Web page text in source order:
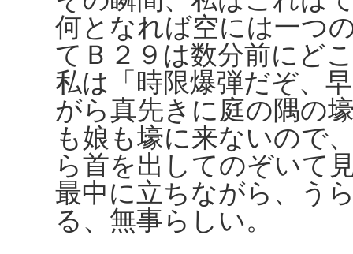
何となれば空には一つ
てＢ２９は数分前にど
私は「時限爆弾だぞ、
がら真先きに庭の隅の
も娘も壕に来ないので
ら首を出してのぞいて
最中に立ちながら、う
る、無事らしい。